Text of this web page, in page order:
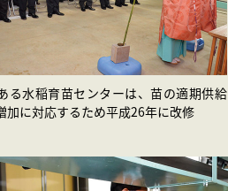
る水稲育苗センターは、苗の適期供給
加に対応するため平成26年に改修